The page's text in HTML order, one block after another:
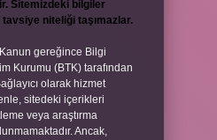
Sitemizdeki bilgiler
niteliği taşımazlar.
gereğince Bilgi
Kurumu (BTK) tarafından
olarak hizmet
sitedeki içerikleri
veya araştırma
Ancak,